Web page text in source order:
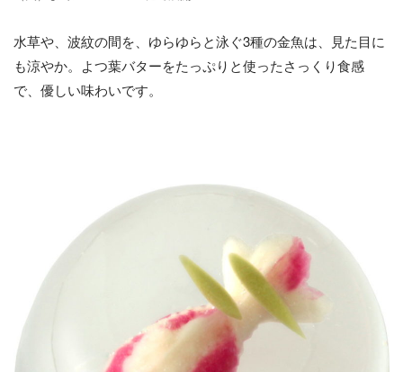
水草や、波紋の間を、ゆらゆらと泳ぐ3種の金魚は、見た目に
も涼やか。よつ葉バターをたっぷりと使ったさっくり食感
で、優しい味わいです。